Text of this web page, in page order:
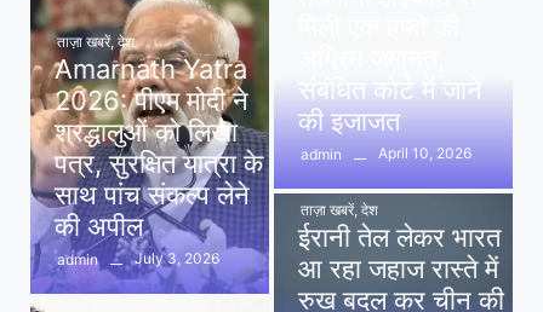
ताज़ा खबरें, देश
Amarnath Yatra
2026: पीएम मोदी ने
श्रद्धालुओं को लिखा
पत्र, सुरक्षित यात्रा के
साथ पांच संकल्प लेने
की अपील
admin July 3, 2026
संबंधित कोर्ट में जाने
की इजाजत
admin April 10, 2026
ताज़ा खबरें, देश
ईरानी तेल लेकर भारत
आ रहा जहाज रास्ते में
रुख बदल कर चीन की